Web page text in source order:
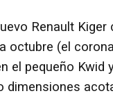
Renault
octubre (el
el pequeño Kwid
dimensiones